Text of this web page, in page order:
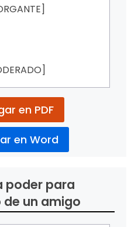
en PDF
en Word
poder para
un amigo